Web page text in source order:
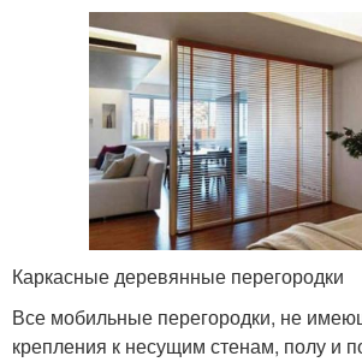
Каркасные деревянные перегородки
Все мобильные перегородки, не
крепления к несущим стенам, полу и